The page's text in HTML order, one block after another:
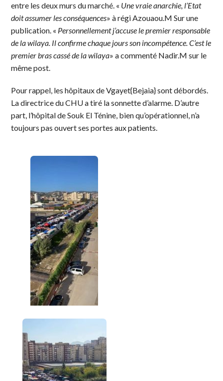
entre les deux murs du marché. « Une vraie anarchie, l’Etat
doit assumer les conséquences» à régi Azouaou.M Sur une
publication. « Personnellement j’accuse le premier responsable
de la wilaya. Il confirme chaque jours son incompétence. C’est le
premier bras cassé de la wilaya» a commenté Nadir.M sur le
même post.
Pour rappel, les hôpitaux de Vgayet{Bejaia} sont débordés.
La directrice du CHU a tiré la sonnette d’alarme. D’autre
part, l’hôpital de Souk El Ténine, bien qu’opérationnel, n’a
toujours pas ouvert ses portes aux patients.